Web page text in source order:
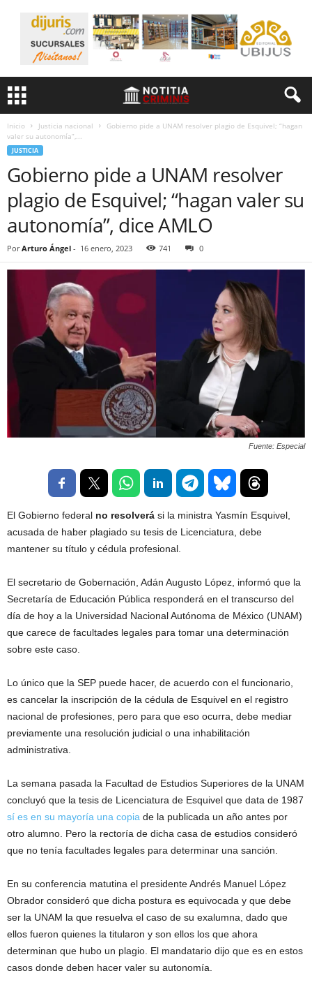
Inicio Justicia nacional
Gobierno pide a UNAM resolver plagio de Esquivel; “hagan
valer su autonomía”,...
JUSTICIA
Gobierno pide a UNAM resolver
plagio de Esquivel; “hagan valer su
autonomía”, dice AMLO
Por Arturo Ángel - 16 enero, 2023 741 0
Fuente: Especial
El Gobierno federal no resolverá si la ministra Yasmín Esquivel,
acusada de haber plagiado su tesis de Licenciatura, debe
mantener su título y cédula profesional.
El secretario de Gobernación, Adán Augusto López, informó que la
Secretaría de Educación Pública responderá en el transcurso del
día de hoy a la Universidad Nacional Autónoma de México (UNAM)
que carece de facultades legales para tomar una determinación
sobre este caso.
Lo único que la SEP puede hacer, de acuerdo con el funcionario,
es cancelar la inscripción de la cédula de Esquivel en el registro
nacional de profesiones, pero para que eso ocurra, debe mediar
previamente una resolución judicial o una inhabilitación
administrativa.
La semana pasada la Facultad de Estudios Superiores de la UNAM
concluyó que la tesis de Licenciatura de Esquivel que data de 1987
sí es en su mayoría una copia de la publicada un año antes por
otro alumno. Pero la rectoría de dicha casa de estudios consideró
que no tenía facultades legales para determinar una sanción.
En su conferencia matutina el presidente Andrés Manuel López
Obrador consideró que dicha postura es equivocada y que debe
ser la UNAM la que resuelva el caso de su exalumna, dado que
ellos fueron quienes la titularon y son ellos los que ahora
determinan que hubo un plagio. El mandatario dijo que es en estos
casos donde deben hacer valer su autonomía.